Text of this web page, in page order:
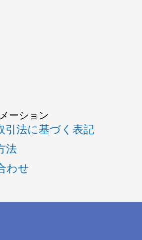
ーション
引法に基づく表記
法
わせ